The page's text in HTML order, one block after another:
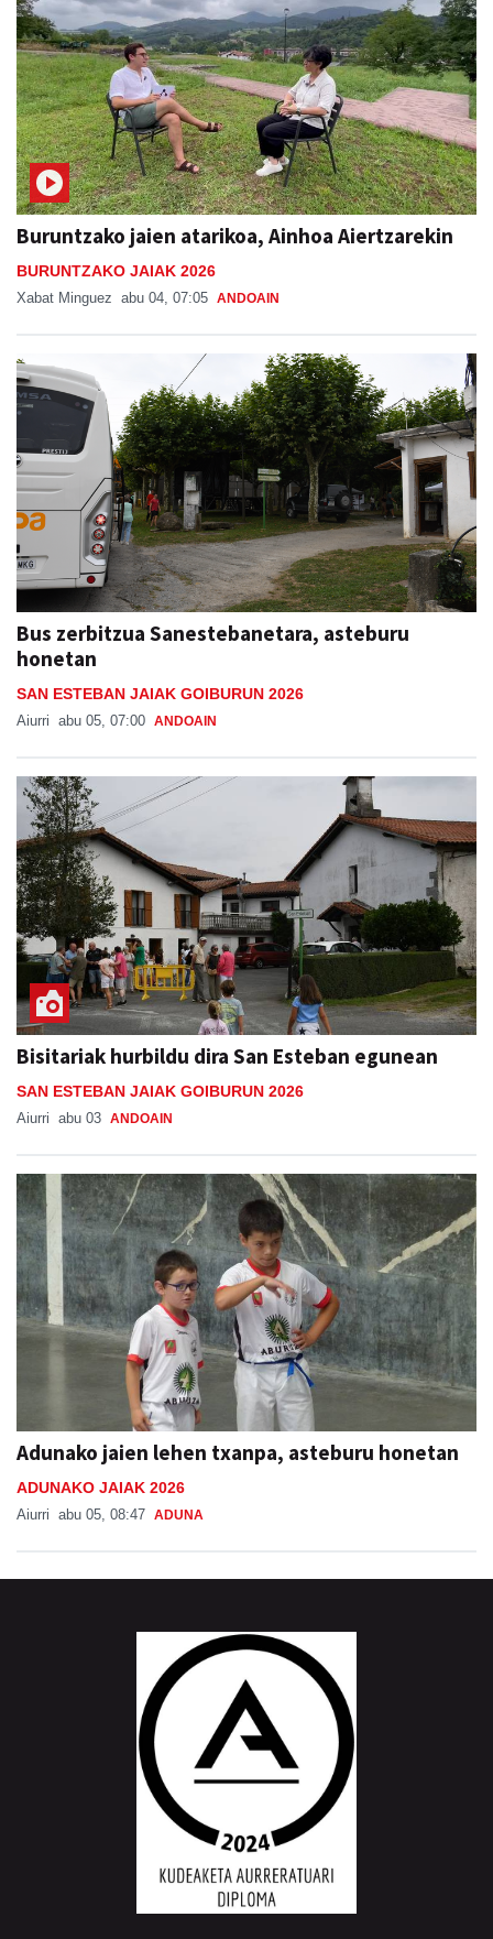
Buruntzako jaien atarikoa, Ainhoa Aiertzarekin
BURUNTZAKO JAIAK 2026
Xabat Minguez abu 04, 07:05 ANDOAIN
Bus zerbitzua Sanestebanetara, asteburu
honetan
SAN ESTEBAN JAIAK GOIBURUN 2026
Aiurri abu 05, 07:00 ANDOAIN
Bisitariak hurbildu dira San Esteban egunean
SAN ESTEBAN JAIAK GOIBURUN 2026
Aiurri abu 03 ANDOAIN
Adunako jaien lehen txanpa, asteburu honetan
ADUNAKO JAIAK 2026
Aiurri abu 05, 08:47 ADUNA